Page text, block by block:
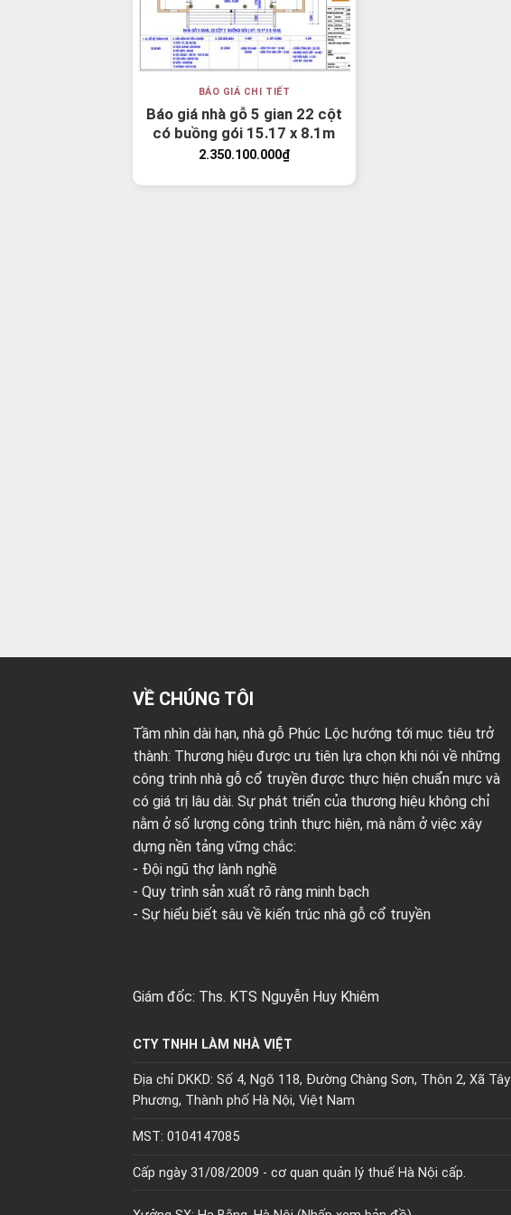
BÁO GIÁ CHI TIẾT
Báo giá nhà gỗ 5 gian 22 cột
có buồng gói 15.17 x 8.1m
2.350.100.000₫
VỀ CHÚNG TÔI
Tầm nhìn dài hạn, nhà gỗ Phúc Lộc hướng tới mục tiêu trở
thành: Thương hiệu được ưu tiên lựa chọn khi nói về những
công trình nhà gỗ cổ truyền được thực hiện chuẩn mực và
có giá trị lâu dài. Sự phát triển của thương hiệu không chỉ
nằm ở số lượng công trình thực hiện, mà nằm ở việc xây
dựng nền tảng vững chắc:
- Đội ngũ thợ lành nghề
- Quy trình sản xuất rõ ràng minh bạch
- Sự hiểu biết sâu về kiến trúc nhà gỗ cổ truyền
Giám đốc: Ths. KTS Nguyễn Huy Khiêm
CTY TNHH LÀM NHÀ VIỆT
Địa chỉ DKKD: Số 4, Ngõ 118, Đường Chàng Sơn, Thôn 2, Xã Tây
Phương, Thành phố Hà Nội, Việt Nam
MST: 0104147085
Cấp ngày 31/08/2009 - cơ quan quản lý thuế Hà Nội cấp.